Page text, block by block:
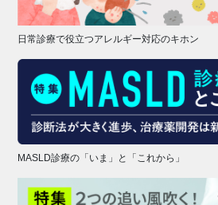
日常診療で役立つアレルギー対応のキホン
MASLD診療の「いま」と「これから」